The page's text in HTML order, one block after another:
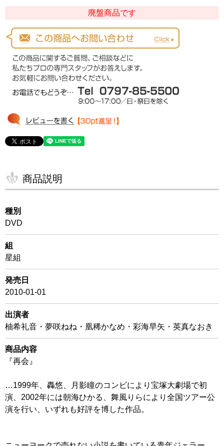
廃盤商品です
商品説明
種別
DVD
組
星組
発売日
2010-01-01
出演者
柚希礼音・夢咲ねね・凰稀かなめ・彩海早矢・英真なおき
商品内容
『再会』
…1999年、轟悠、月影瞳のコンビにより宝塚大劇場で初
演、2002年には朝海ひかる、舞風りらにより全国ツアー公
演を行い、いずれも好評を博した作品。